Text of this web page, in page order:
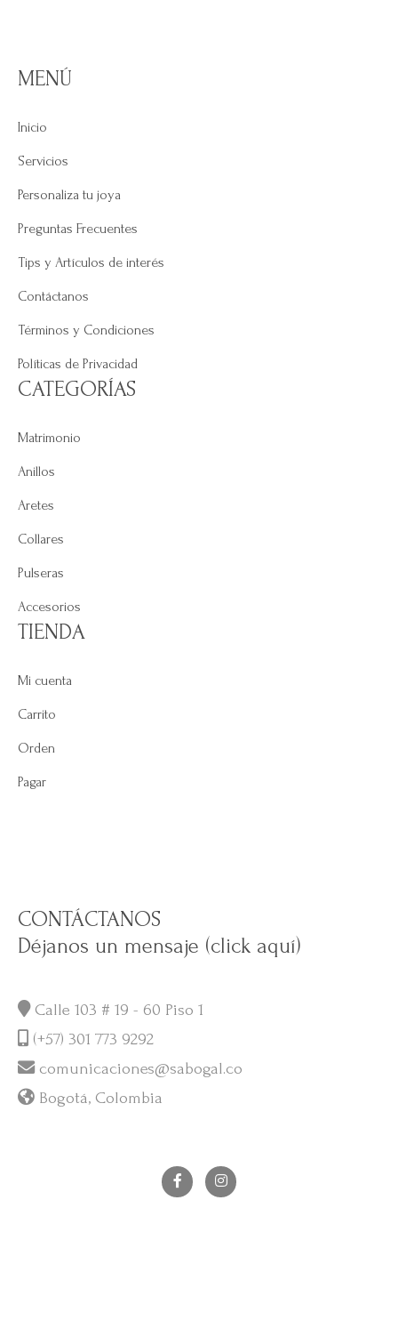
MENÚ
Inicio
Servicios
Personaliza tu joya
Preguntas Frecuentes
Tips y Artículos de interés
Contáctanos
Términos y Condiciones
Políticas de Privacidad
CATEGORÍAS
Matrimonio
Anillos
Aretes
Collares
Pulseras
Accesorios
TIENDA
Mi cuenta
Carrito
Orden
Pagar
CONTÁCTANOS
Déjanos un mensaje (click aquí)
Calle 103 # 19 - 60 Piso 1
(+57) 301 773 9292
comunicaciones@sabogal.co
Bogotá, Colombia